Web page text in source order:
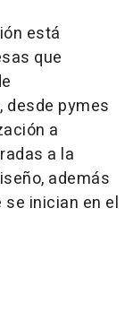
está
que
desde pymes
a
a la
además
inician en el